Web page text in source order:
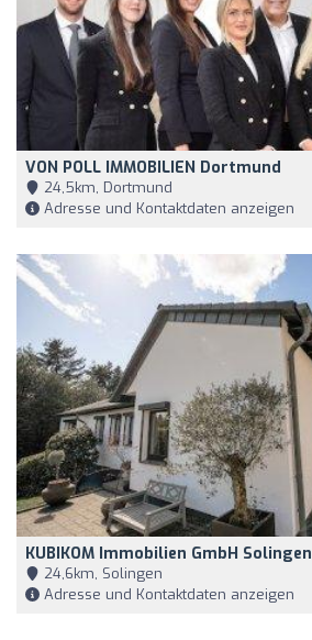
VON POLL IMMOBILIEN Dortmund
24,5km, Dortmund
Adresse und Kontaktdaten anzeigen
KUBIKOM Immobilien GmbH Solingen
24,6km, Solingen
Adresse und Kontaktdaten anzeigen